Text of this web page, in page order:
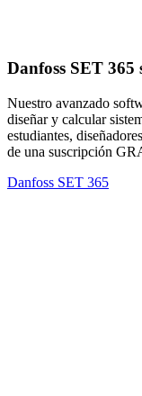
Danfoss SET 365
Nuestro avanzado
diseñar y calcular
estudiantes,
de una suscripción
Danfoss SET 365